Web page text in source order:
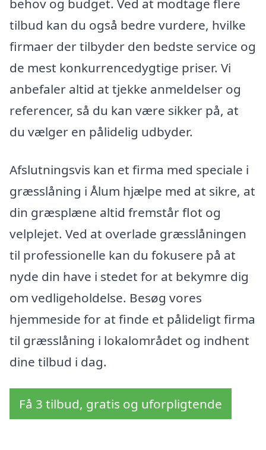
behov og budget. Ved at modtage flere
tilbud kan du også bedre vurdere, hvilke
firmaer der tilbyder den bedste service og
de mest konkurrencedygtige priser. Vi
anbefaler altid at tjekke anmeldelser og
referencer, så du kan være sikker på, at
du vælger en pålidelig udbyder.
Afslutningsvis kan et firma med speciale i
græsslåning i Ålum hjælpe med at sikre, at
din græsplæne altid fremstår flot og
velplejet. Ved at overlade græsslåningen
til professionelle kan du fokusere på at
nyde din have i stedet for at bekymre dig
om vedligeholdelse. Besøg vores
hjemmeside for at finde et pålideligt firma
til græsslåning i lokalområdet og indhent
dine tilbud i dag.
Få 3 tilbud, gratis og uforpligtende